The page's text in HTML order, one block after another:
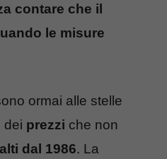
contare che il
le misure
ormai alle stelle
dei prezzi che non
dal 1986. La